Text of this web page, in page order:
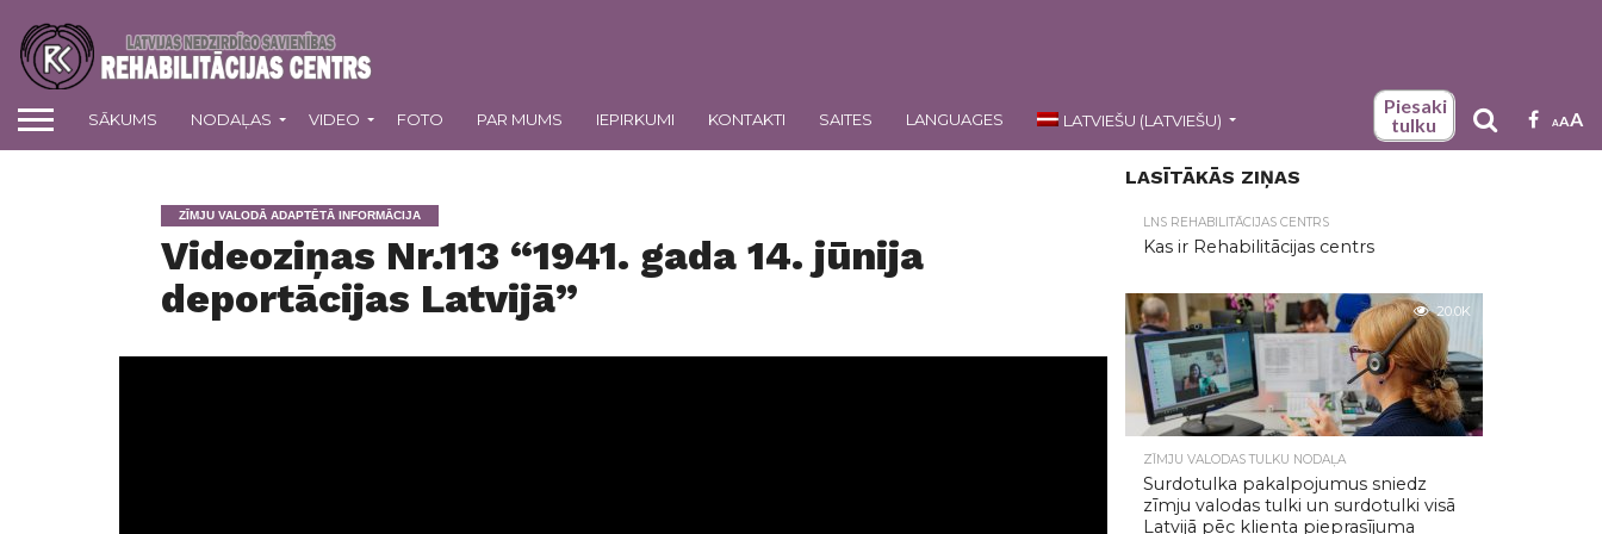
SĀKUMS NODAĻAS VIDEO FOTO PAR MUMS IEPIRKUMI KONTAKTI SAITES LANGUAGES LATVIEŠU (LATVIEŠU)
Piesaki
tulku
AAA
ZĪMJU VALODĀ ADAPTĒTĀ INFORMĀCIJA
Videoziņas Nr.113 “1941. gada 14. jūnija
deportācijas Latvijā”
LASĪTĀKĀS ZIŅAS
LNS REHABILITĀCIJAS CENTRS
Kas ir Rehabilitācijas centrs
20.0K
ZĪMJU VALODAS TULKU NODAĻA
Surdotulka pakalpojumus sniedz
zīmju valodas tulki un surdotulki visā
Latvijā pēc klienta pieprasījuma